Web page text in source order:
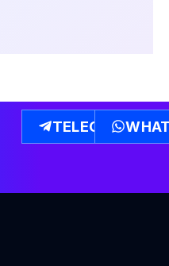
TELEGRAM